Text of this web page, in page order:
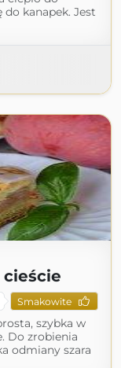
kanapek. Jest
Smakowite
szybka w
Do zrobienia
odmiany szara